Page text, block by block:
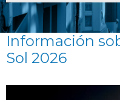
Información
Sol 2026